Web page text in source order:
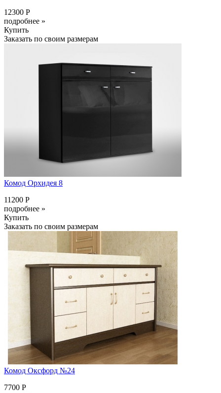
12300 Р
подробнее »
Купить
Заказать по своим размерам
Комод Орхидея 8
11200 Р
подробнее »
Купить
Заказать по своим размерам
Комод Оксфорд №24
7700 Р